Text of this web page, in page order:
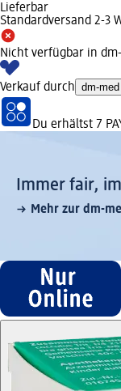
Lieferbar
Standardversand 2-3
Nicht verfügbar in
Verkauf durch dm-med
Du erhältst 7
Immer fair,­
Mehr zur dm-